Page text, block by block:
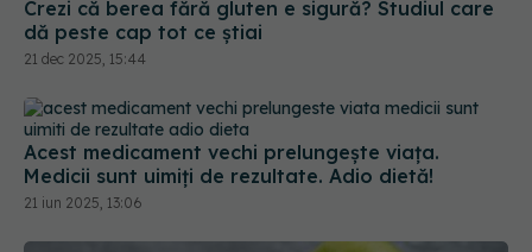
Crezi că berea fără gluten e sigură? Studiul care
dă peste cap tot ce știai
21 dec 2025, 15:44
Acest medicament vechi prelungește viața.
Medicii sunt uimiți de rezultate. Adio dietă!
21 iun 2025, 13:06